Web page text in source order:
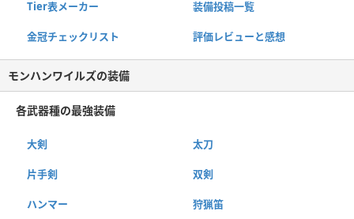
Tier表メーカー 装備投稿一覧
金冠チェックリスト 評価レビューと感想
モンハンワイルズの装備
各武器種の最強装備
大剣 太刀
片手剣 双剣
ハンマー 狩猟笛